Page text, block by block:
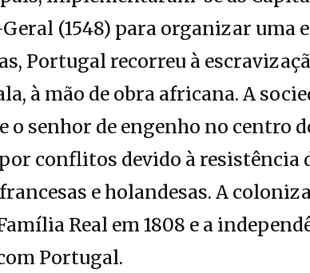
(1548) para organizar uma
Portugal recorreu à
à mão de obra africana. A
o senhor de engenho no centro
conflitos devido à resistência
e holandesas. A
Real em 1808 e a
Portugal.